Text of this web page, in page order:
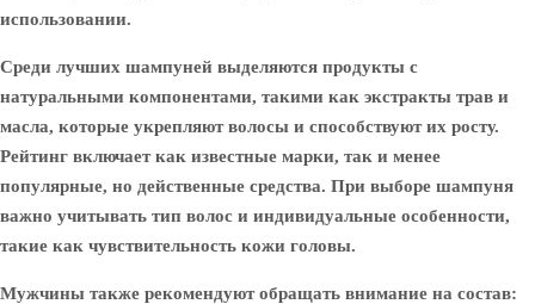
использовании.
Среди лучших шампуней выделяются продукты с
натуральными компонентами, такими как экстракты трав и
масла, которые укрепляют волосы и способствуют их росту.
Рейтинг включает как известные марки, так и менее
популярные, но действенные средства. При выборе шампуня
важно учитывать тип волос и индивидуальные особенности,
такие как чувствительность кожи головы.
Мужчины также рекомендуют обращать внимание на состав: